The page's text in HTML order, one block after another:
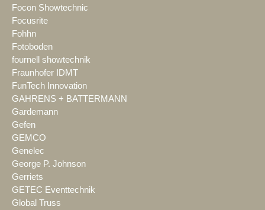
Focon Showtechnic
Focusrite
Fohhn
Fotoboden
fournell showtechnik
Fraunhofer IDMT
FunTech Innovation
GAHRENS + BATTERMANN
Gardemann
Gefen
GEMCO
Genelec
George P. Johnson
Gerriets
GETEC Eventtechnik
Global Truss